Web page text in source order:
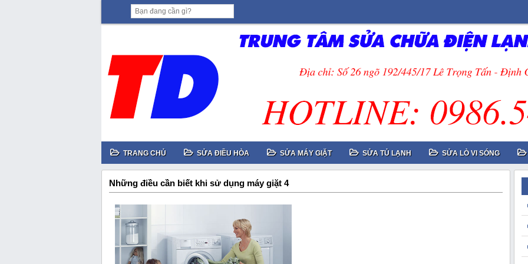
TRANG CHỦ SỬA ĐIỀU HÒA SỬA MÁY GIẶT SỬA TỦ LẠNH SỬA LÒ VI SÓNG
Những điều cần biết khi sử dụng máy giặt 4